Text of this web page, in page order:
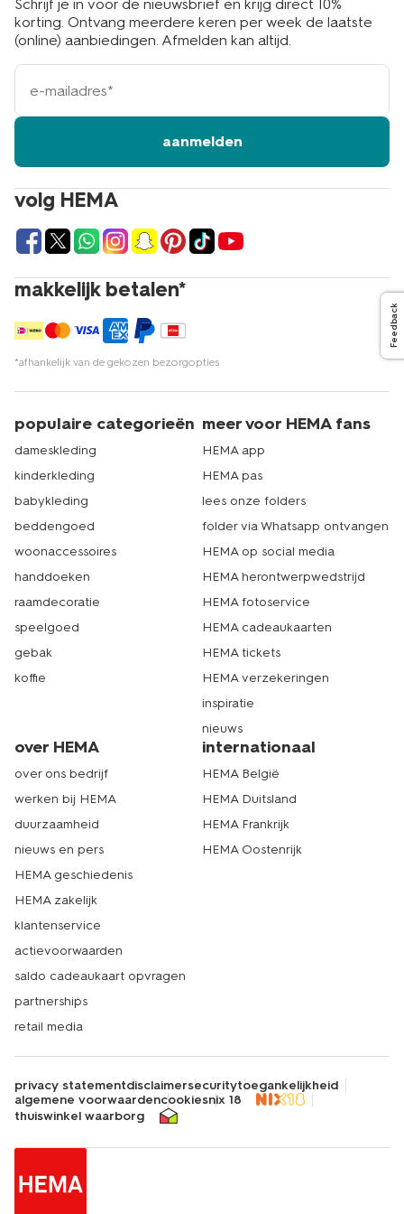
volg HEMA
makkelijk betalen*
*afhankelijk van de gekozen bezorgopties
Schrijf je in voor de nieuwsbrief en krijg direct 10%
korting. Ontvang meerdere keren per week de laatste
(online) aanbiedingen. Afmelden kan altijd.
e-
mailadres
aanmelden
populaire categorieën
dameskleding
kinderkleding
babykleding
beddengoed
woonaccessoires
handdoeken
raamdecoratie
speelgoed
gebak
koffie
meer voor HEMA fans
HEMA app
HEMA pas
lees onze folders
folder via Whatsapp ontvangen
HEMA op social media
HEMA herontwerpwedstrijd
HEMA fotoservice
HEMA cadeaukaarten
HEMA tickets
HEMA verzekeringen
inspiratie
nieuws
over HEMA
over ons bedrijf
werken bij HEMA
duurzaamheid
nieuws en pers
HEMA geschiedenis
HEMA zakelijk
klantenservice
actievoorwaarden
saldo cadeaukaart opvragen
partnerships
retail media
internationaal
HEMA België
HEMA Duitsland
HEMA Frankrijk
HEMA Oostenrijk
privacy statementdisclaimersecuritytoegankelijkheid
algemene voorwaardencookiesnix 18
thuiswinkel waarborg
Feedback